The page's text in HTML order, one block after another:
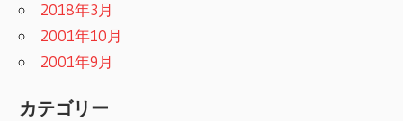
2018年3月
2001年10月
2001年9月
カテゴリー